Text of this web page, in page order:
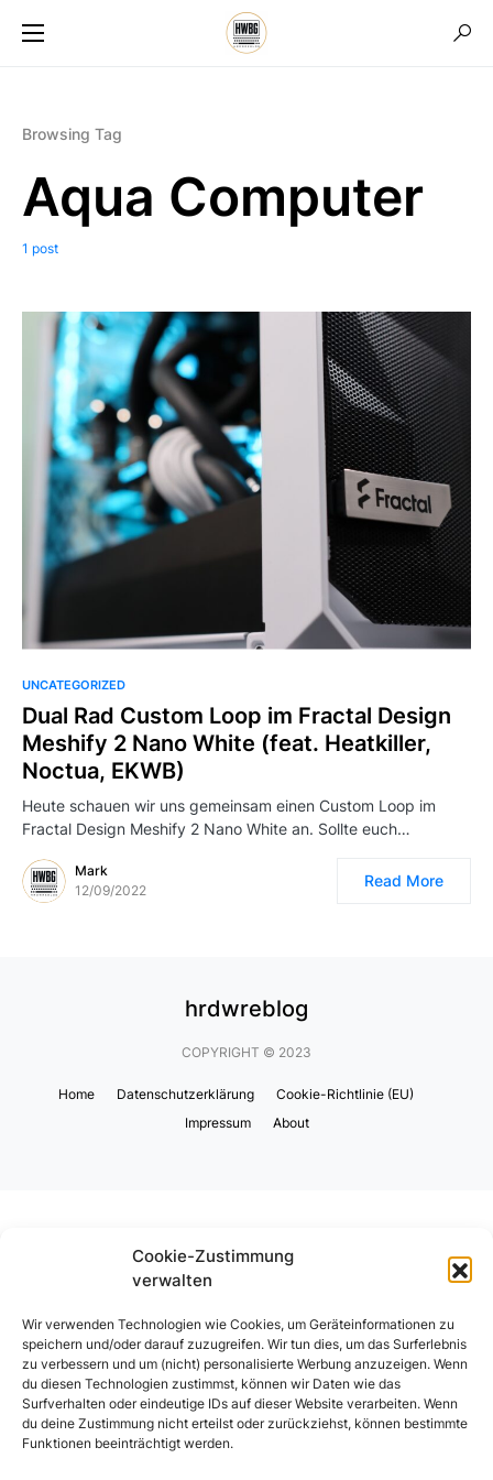
Cookie-Zustimmung
verwalten
Wir verwenden Technologien wie Cookies, um Geräteinformationen zu
speichern und/oder darauf zuzugreifen. Wir tun dies, um das Surferlebnis
zu verbessern und um (nicht) personalisierte Werbung anzuzeigen. Wenn
du diesen Technologien zustimmst, können wir Daten wie das
Surfverhalten oder eindeutige IDs auf dieser Website verarbeiten. Wenn
du deine Zustimmung nicht erteilst oder zurückziehst, können bestimmte
Funktionen beeinträchtigt werden.
Browsing Tag
Aqua Computer
1 post
UNCATEGORIZED
Dual Rad Custom Loop im Fractal Design
Meshify 2 Nano White (feat. Heatkiller,
Noctua, EKWB)
Heute schauen wir uns gemeinsam einen Custom Loop im
Fractal Design Meshify 2 Nano White an. Sollte euch…
Mark
12/09/2022
Read More
hrdwreblog
COPYRIGHT © 2023
Home Datenschutzerklärung
Cookie-Richtlinie (EU)
Impressum
About